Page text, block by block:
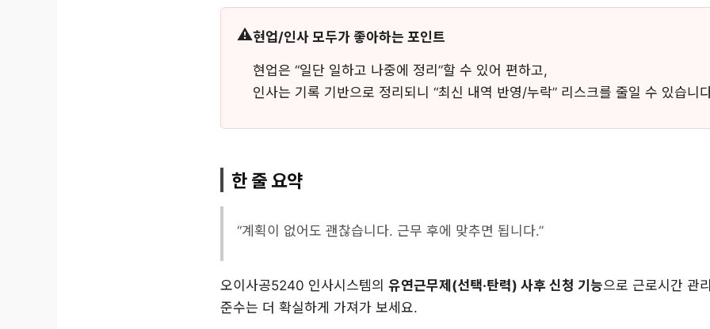
현업/인사 모두가 좋아하는 포인트
현업은 “일단 일하고 나중에 정리”할 수 있어 편하고,
인사는 기록 기반으로 정리되니 “최신 내역 반영/누락” 리스크를 줄일 수 있습니
한 줄 요약
“계획이 없어도 괜찮습니다. 근무 후에 맞추면 됩니다.”
오이사공5240 인사시스템의 유연근무제(선택·탄력) 사후 신청 기능으로 근로시간 관
준수는 더 확실하게 가져가 보세요.